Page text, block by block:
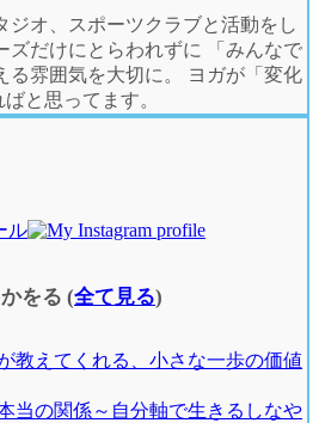
ジオ、スポーツクラブと活動をし
ズだけにとらわれずに 「みんなで
る雰囲気を大切に。 ヨガが「変化
と思ってます。
をる (全て見る)
教えてくれる、小さな一歩の価値
当の関係～自分軸で生きるしなや